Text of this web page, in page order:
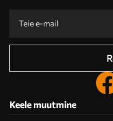
Keele muutmine